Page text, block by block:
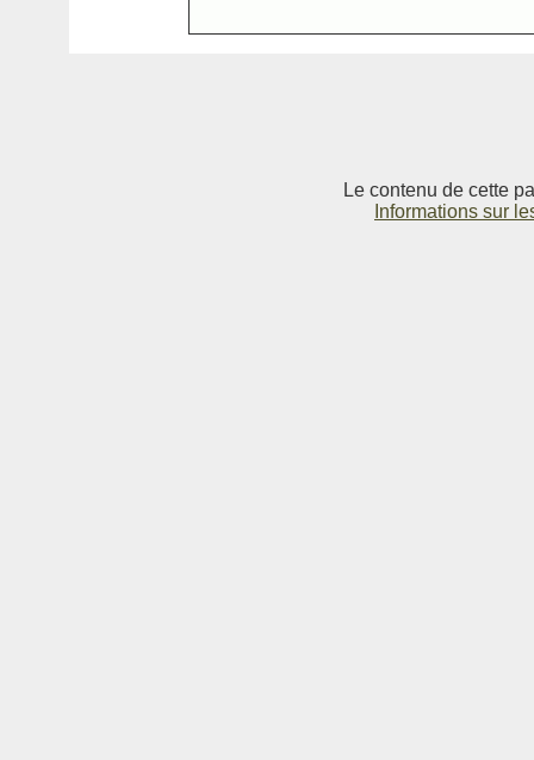
Le contenu de cette
Informations sur